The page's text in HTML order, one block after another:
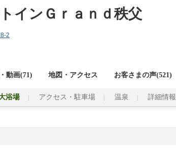
インＧｒａｎｄ秩父
2
動画(71) 地図・アクセス お客さまの声(521)
浴場 アクセス・駐車場 温泉 詳細情報